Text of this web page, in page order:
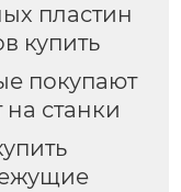
пластин
купить
покупают
станки